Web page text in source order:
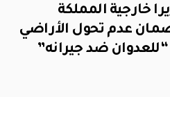
خارجية المملكة
ضمان عدم تحول الأراضي
“للعدوان ضد جيرانه”